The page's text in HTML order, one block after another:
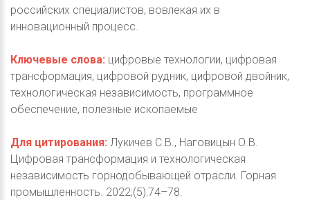
российских специалистов, вовлекая их в
инновационный процесс.
Ключевые слова: цифровые технологии, цифровая
трансформация, цифровой рудник, цифровой двойник,
технологическая независимость, программное
обеспечение, полезные ископаемые
Для цитирования: Лукичев С.В., Наговицын О.В.
Цифровая трансформация и технологическая
независимость горнодобывающей отрасли. Горная
промышленность. 2022;(5):74–78.